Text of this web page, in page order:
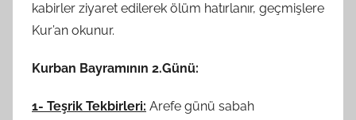
kabirler ziyaret edilerek ölüm hatırlanır, geçmişlere
Kur’an okunur.
Kurban Bayramının 2.Günü:
1- Teşrik Tekbirleri: Arefe günü sabah